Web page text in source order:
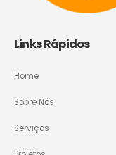
Links Rápidos
Home
Sobre Nós
Serviços